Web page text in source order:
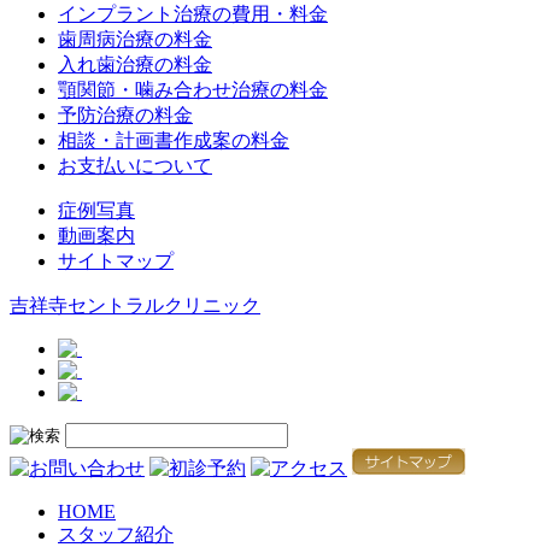
インプラント治療の費用・料金
歯周病治療の料金
入れ歯治療の料金
顎関節・噛み合わせ治療の料金
予防治療の料金
相談・計画書作成案の料金
お支払いについて
症例写真
動画案内
サイトマップ
吉祥寺セントラルクリニック
HOME
スタッフ紹介